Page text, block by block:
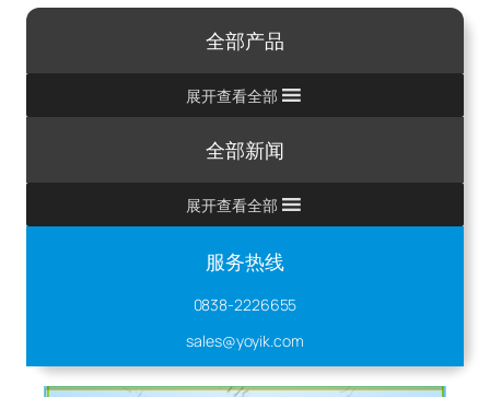
全部产品
展开查看全部
全部新闻
展开查看全部
服务热线
0838-2226655
sales@yoyik.com